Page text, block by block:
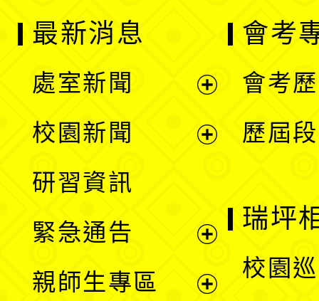
最新消息
處室新聞
單
校園新聞
選
單
研習資訊
緊急通告
親師生專區
會考
會考
歷屆
瑞坪
校園